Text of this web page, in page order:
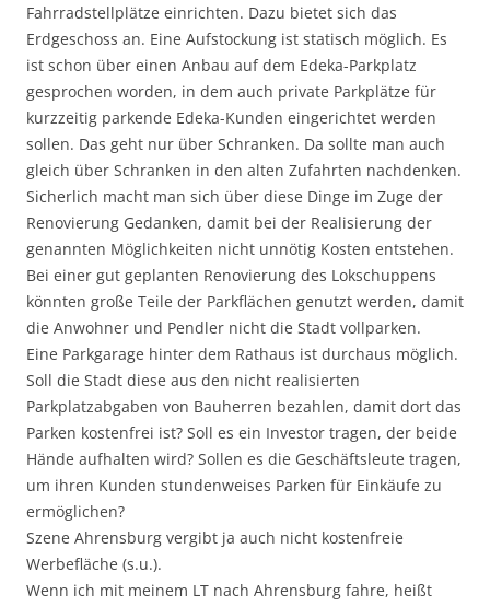
Fahrradstellplätze einrichten. Dazu bietet sich das
Erdgeschoss an. Eine Aufstockung ist statisch möglich. Es
ist schon über einen Anbau auf dem Edeka-Parkplatz
gesprochen worden, in dem auch private Parkplätze für
kurzzeitig parkende Edeka-Kunden eingerichtet werden
sollen. Das geht nur über Schranken. Da sollte man auch
gleich über Schranken in den alten Zufahrten nachdenken.
Sicherlich macht man sich über diese Dinge im Zuge der
Renovierung Gedanken, damit bei der Realisierung der
genannten Möglichkeiten nicht unnötig Kosten entstehen.
Bei einer gut geplanten Renovierung des Lokschuppens
könnten große Teile der Parkflächen genutzt werden, damit
die Anwohner und Pendler nicht die Stadt vollparken.
Eine Parkgarage hinter dem Rathaus ist durchaus möglich.
Soll die Stadt diese aus den nicht realisierten
Parkplatzabgaben von Bauherren bezahlen, damit dort das
Parken kostenfrei ist? Soll es ein Investor tragen, der beide
Hände aufhalten wird? Sollen es die Geschäftsleute tragen,
um ihren Kunden stundenweises Parken für Einkäufe zu
ermöglichen?
Szene Ahrensburg vergibt ja auch nicht kostenfreie
Werbefläche (s.u.).
Wenn ich mit meinem LT nach Ahrensburg fahre, heißt